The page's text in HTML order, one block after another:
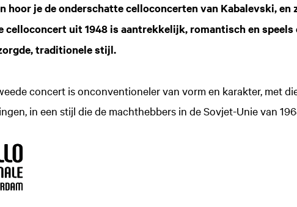
hoor je de onderschatte celloconcerten van Kabalevski, en
celloconcert uit 1948 is aantrekkelijk, romantisch en speels
traditionele stijl.
concert is onconventioneler van vorm en karakter, met
in een stijl die de machthebbers in de Sovjet-Unie van